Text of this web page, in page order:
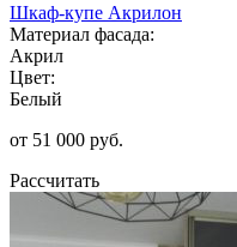
Шкаф-купе Акрилон
Материал фасада:
Акрил
Цвет:
Белый
от 51 000 руб.
Рассчитать